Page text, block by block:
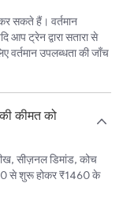
सकते हैं। वर्तमान
आप ट्रेन द्वारा सतारा से
वर्तमान उपलब्धता की जाँच
कीमत को
सीज़नल डिमांड, कोच
से शुरू होकर ₹1460 के